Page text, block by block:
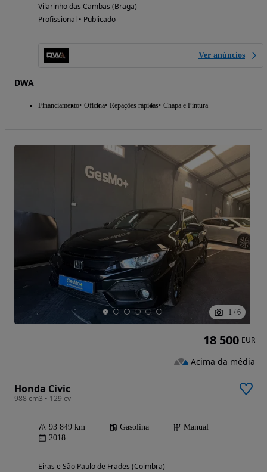
Vilarinho das Cambas (Braga)
Profissional • Publicado
Ver anúncios
DWA
Financiamento Oficina Repações rápidas Chapa e Pintura
1 / 6
Honda Civic
988 cm3 • 129 cv
93 849 km Gasolina
Manual
2018
Eiras e São Paulo de Frades (Coimbra)
18 500 EUR
Acima da média